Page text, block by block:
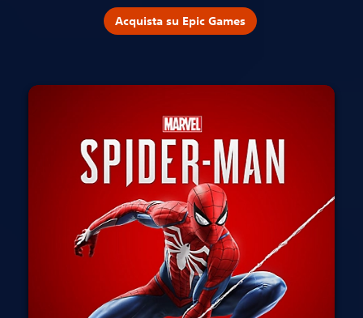
Acquista su Epic Games